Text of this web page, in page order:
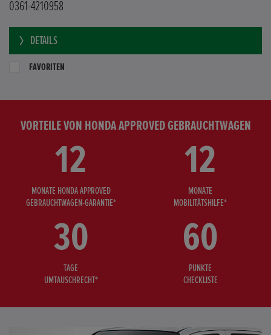
0361-4210958
DETAILS
FAVORITEN
VORTEILE VON HONDA APPROVED GEBRAUCHTWAGEN
12
MONATE HONDA APPROVED
GEBRAUCHTWAGEN-GARANTIE*
12
MONATE
MOBILITÄTSHILFE*
30
TAGE
UMTAUSCHRECHT*
60
PUNKTE
CHECKLISTE